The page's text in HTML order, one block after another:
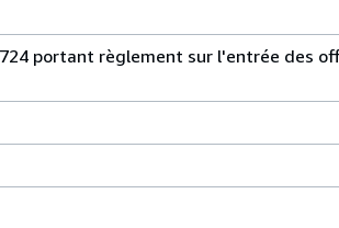
portant règlement sur l'entrée des